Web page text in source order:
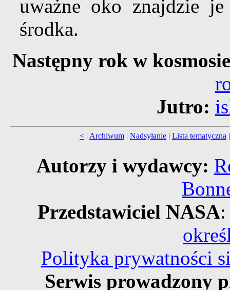
uważne oko znajdzie
środka.
Następny rok w
Jutro:
< | Archiwum | Nadsyłanie | Lista tematyczna
Autorzy i wydawcy:
Przedstawiciel NASA
Polityka prywatności
Serwis prowadzony